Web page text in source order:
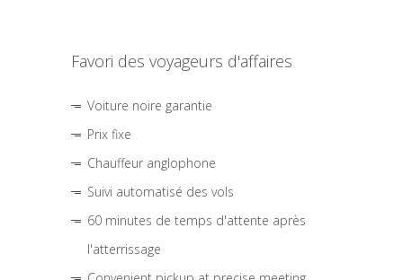
Favori des voyageurs d'affaires
Voiture noire garantie
Prix fixe
Chauffeur anglophone
Suivi automatisé des vols
60 minutes de temps d'attente après
l'atterrissage